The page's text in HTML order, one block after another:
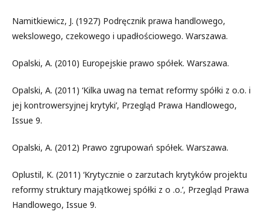
Namitkiewicz, J. (1927) Podręcznik prawa handlowego,
wekslowego, czekowego i upadłościowego. Warszawa.
Opalski, A. (2010) Europejskie prawo spółek. Warszawa.
Opalski, A. (2011) ‘Kilka uwag na temat reformy spółki z o.o. i
jej kontrowersyjnej krytyki’, Przegląd Prawa Handlowego,
Issue 9.
Opalski, A. (2012) Prawo zgrupowań spółek. Warszawa.
Oplustil, K. (2011) ‘Krytycznie o zarzutach krytyków projektu
reformy struktury majątkowej spółki z o .o.’, Przegląd Prawa
Handlowego, Issue 9.